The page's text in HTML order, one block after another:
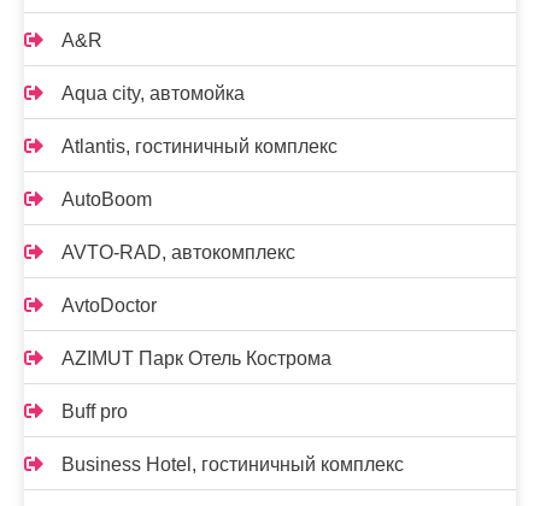
A&R
Aqua city, автомойка
Atlantis, гостиничный комплекс
AutoBoom
AVTO-RAD, автокомплекс
AvtoDoctor
AZIMUT Парк Отель Кострома
Buff pro
Business Hotel, гостиничный комплекс